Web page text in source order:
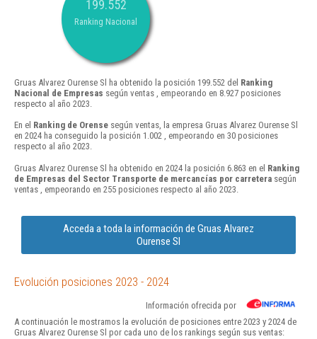
199.552
Ranking Nacional
Gruas Alvarez Ourense Sl ha obtenido la posición 199.552 del Ranking
Nacional de Empresas según ventas , empeorando en 8.927 posiciones
respecto al año 2023.
En el Ranking de Orense según ventas, la empresa Gruas Alvarez Ourense Sl
en 2024 ha conseguido la posición 1.002 , empeorando en 30 posiciones
respecto al año 2023.
Gruas Alvarez Ourense Sl ha obtenido en 2024 la posición 6.863 en el Ranking
de Empresas del Sector Transporte de mercancías por carretera según
ventas , empeorando en 255 posiciones respecto al año 2023.
Acceda a toda la información de Gruas Alvarez
Ourense Sl
Evolución posiciones 2023 - 2024
Información ofrecida por
A continuación le mostramos la evolución de posiciones entre 2023 y 2024 de
Gruas Alvarez Ourense Sl por cada uno de los rankings según sus ventas: